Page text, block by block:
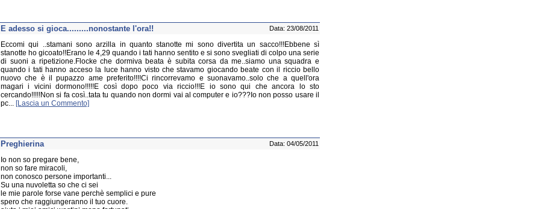
E adesso si gioca.........nonostante l'ora!! Data: 23/08/2011
Eccomi qui ..stamani sono arzilla in quanto stanotte mi sono divertita un sacco!!!Ebbene sì
stanotte ho gicoato!!Erano le 4,29 quando i tati hanno sentito e si sono svegliati di colpo una serie
di suoni a ripetizione.Flocke che dormiva beata è subita corsa da me..siamo una squadra e
quando i tati hanno acceso la luce hanno visto che stavamo giocando beate con il riccio bello
nuovo che è il pupazzo ame preferito!!!!Ci rincorrevamo e suonavamo..solo che a quell'ora
magari i vicini dormono!!!!!E così dopo poco via riccio!!!E io sono qui che ancora lo sto
cercando!!!!!Non si fa così..tata tu quando non dormi vai al computer e io???Io non posso usare il
pc... [Lascia un Commento]
Preghierina Data: 04/05/2011
Io non so pregare bene,
non so fare miracoli,
non conosco persone importanti...
Su una nuvoletta so che ci sei
le mie parole forse vane perchè semplici e pure
spero che raggiungeranno il tuo cuore.